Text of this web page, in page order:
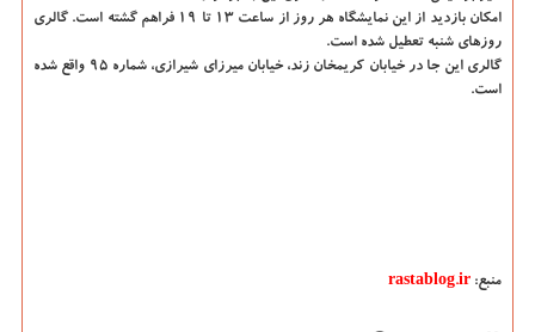
امکان بازدید از این نمایشگاه هر روز از ساعت ۱۳ تا ۱۹ فراهم گشته است. گالری
روزهای شنبه تعطیل شده است.
گالری این جا در خیاﺑﺎن کریمخان زند، خیابان میرزای شیرازی، شماره ۹۵ واقع شده
است.
منبع: rastablog.ir